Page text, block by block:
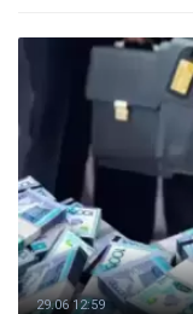
29.06 12:59